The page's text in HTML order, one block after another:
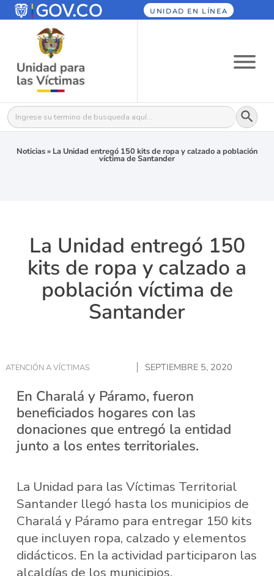
UNIDAD EN LÍNEA
Buscar: Botón
Noticias» La Unidad entregó 150 kits de ropa y calzado a población
víctima de Santander
La Unidad entregó 150
kits de ropa y calzado a
población víctima de
Santander
ATENCIÓN A VÍCTIMAS SEPTIEMBRE 5, 2020
En Charalá y Páramo, fueron
beneficiados hogares con las
donaciones que entregó la entidad
junto a los entes territoriales.
La Unidad para las Víctimas Territorial
Santander llegó hasta los municipios de
Charalá y Páramo para entregar 150 kits
que incluyen ropa, calzado y elementos
didácticos. En la actividad participaron las
alcaldías de los municipios.